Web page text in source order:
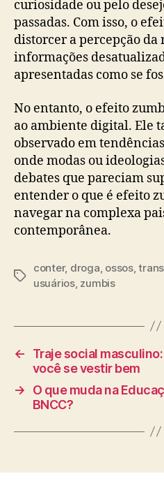
curiosidade ou pelo
passadas. Com isso, o
distorcer a percepção da
informações
apresentadas como se
No entanto, o efeito
ao ambiente digital. Ele
observado em
onde modas ou
debates que pareciam
entender o que é efeito
navegar na complexa
contemporânea.
Tags
conter, droga ossos,
usuários, zumbis
←
Traje social
você se vestir bem
→
O que muda na
BNCC?